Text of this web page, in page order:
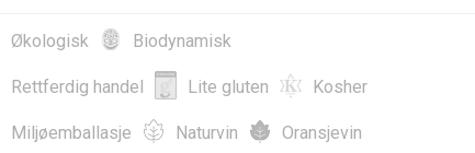
Økologisk Biodynamisk
Rettferdig handel Lite gluten Kosher
Miljøemballasje Naturvin Oransjevin